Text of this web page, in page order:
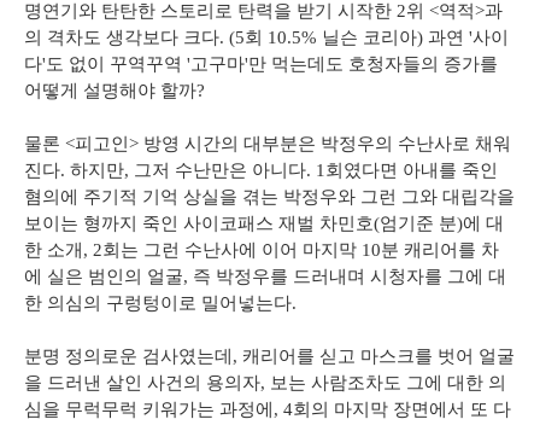
명연기와 탄탄한 스토리로 탄력을 받기 시작한 2위 <역적>과
의 격차도 생각보다 크다. (5회 10.5% 닐슨 코리아) 과연 '사이
다'도 없이 꾸역꾸역 '고구마'만 먹는데도 호청자들의 증가를
어떻게 설명해야 할까?
물론 <피고인> 방영 시간의 대부분은 박정우의 수난사로 채워
진다. 하지만, 그저 수난만은 아니다. 1회였다면 아내를 죽인
혐의에 주기적 기억 상실을 겪는 박정우와 그런 그와 대립각을
보이는 형까지 죽인 사이코패스 재벌 차민호(엄기준 분)에 대
한 소개, 2회는 그런 수난사에 이어 마지막 10분 캐리어를 차
에 실은 범인의 얼굴, 즉 박정우를 드러내며 시청자를 그에 대
한 의심의 구렁텅이로 밀어넣는다.
분명 정의로운 검사였는데, 캐리어를 싣고 마스크를 벗어 얼굴
을 드러낸 살인 사건의 용의자, 보는 사람조차도 그에 대한 의
심을 무럭무럭 키워가는 과정에, 4회의 마지막 장면에서 또 다